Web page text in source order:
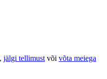
, jälgi tellimust või võta meiega